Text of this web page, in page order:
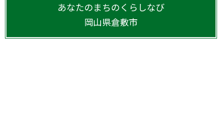
あなたのまちのくらしなび
岡山県倉敷市